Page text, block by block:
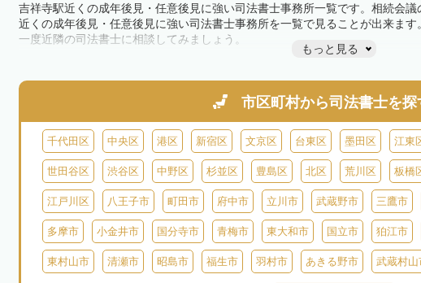
吉祥寺駅近くの成年後見・任意後見に強い司法書士事務所一覧です。相続会
近くの成年後見・任意後見に強い司法書士事務所を一覧で見ることが出来ま
一度近隣の司法書士に相談してみましょう。
もっと見る
市区町村から司法書士を探
千代田区 中央区 港区 新宿区 文京区 台東区 墨田区 江東
世田谷区 渋谷区 中野区 杉並区 豊島区 北区 荒川区 板橋
江戸川区 八王子市 町田市 府中市 立川市 武蔵野市 三鷹市
多摩市 小金井市 国分寺市 青梅市 東大和市 国立市 狛江市
東村山市 清瀬市 昭島市 福生市 羽村市 あきる野市 武蔵村山